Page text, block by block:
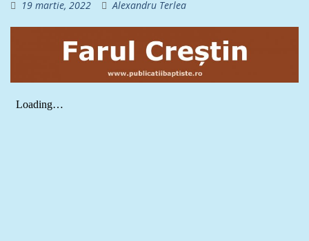
19 martie, 2022 Alexandru Terlea